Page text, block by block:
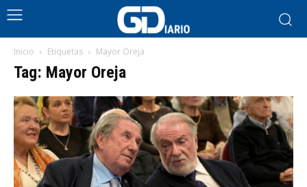
Inicio Etiquetas Mayor Oreja
Tag: Mayor Oreja